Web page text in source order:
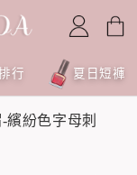
行 夏日短褲
繽紛色字母刺